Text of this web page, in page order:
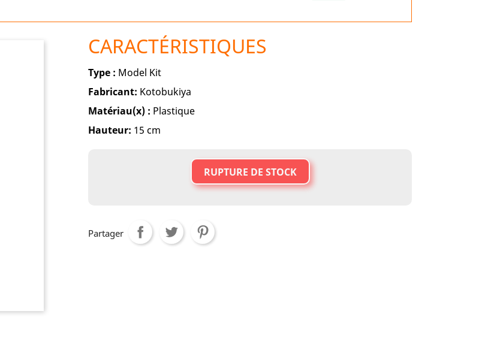
CARACTÉRISTIQUES
Type : Model Kit
Fabricant: Kotobukiya
Matériau(x) : Plastique
Hauteur: 15 cm
RUPTURE DE STOCK
Partager